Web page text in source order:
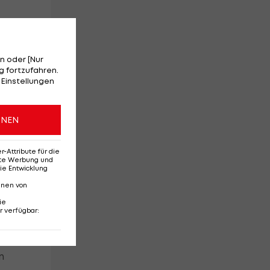
oder [Nur
fortzufahren.
Attribute für die
Werbung und
Entwicklung
von
verfügbar: